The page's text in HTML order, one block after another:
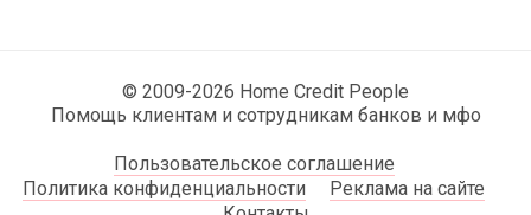
© 2009-2026 Home Credit People
Помощь клиентам и сотрудникам банков и мфо
Пользовательское соглашение
Политика конфиденциальности
Реклама на сайте